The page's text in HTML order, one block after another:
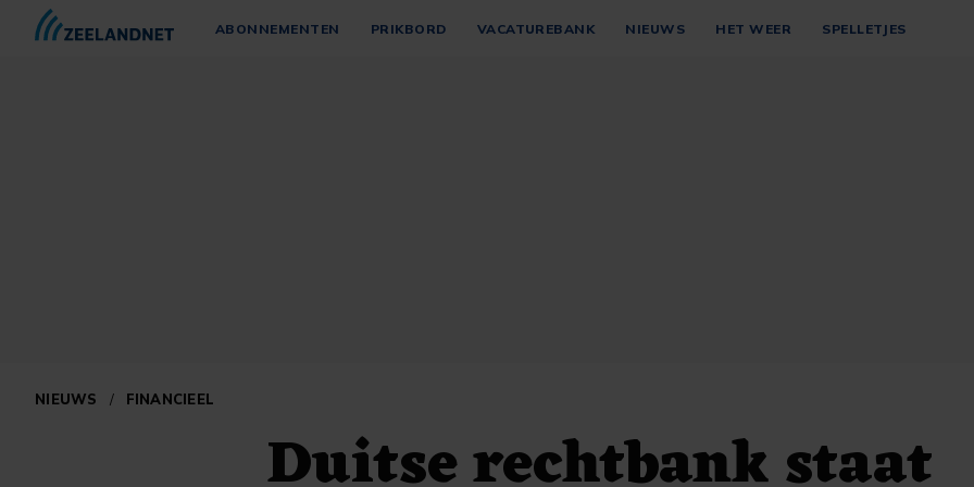
ABONNEMENTEN PRIKBORD VACATUREBANK NIEUWS HET WEER SPELLETJES
NIEUWS / FINANCIEEL